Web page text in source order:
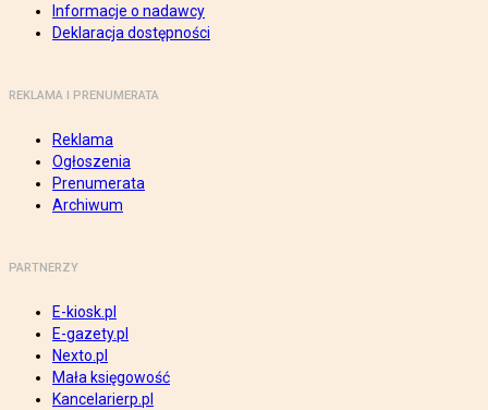
Informacje o nadawcy
Deklaracja dostępności
REKLAMA I PRENUMERATA
Reklama
Ogłoszenia
Prenumerata
Archiwum
PARTNERZY
E-kiosk.pl
E-gazety.pl
Nexto.pl
Mała księgowość
Kancelarierp.pl